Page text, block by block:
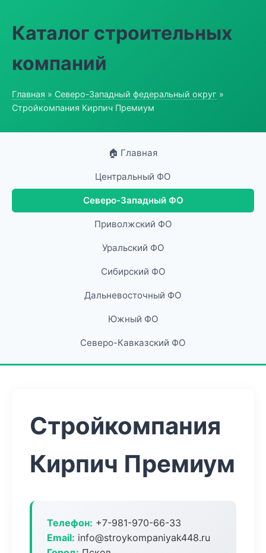
Каталог строительных
компаний
Главная » Северо-Западный федеральный округ »
Стройкомпания Кирпич Премиум
🏠 Главная
Центральный ФО
Северо-Западный ФО
Приволжский ФО
Уральский ФО
Сибирский ФО
Дальневосточный ФО
Южный ФО
Северо-Кавказский ФО
Стройкомпания
Кирпич Премиум
Телефон: +7-981-970-66-33
Email: info@stroykompaniyak448.ru